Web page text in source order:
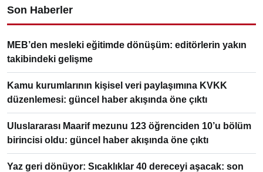
Son Haberler
MEB’den mesleki eğitimde dönüşüm: editörlerin yakın
takibindeki gelişme
Kamu kurumlarının kişisel veri paylaşımına KVKK
düzenlemesi: güncel haber akışında öne çıktı
Uluslararası Maarif mezunu 123 öğrenciden 10’u bölüm
birincisi oldu: güncel haber akışında öne çıktı
Yaz geri dönüyor: Sıcaklıklar 40 dereceyi aşacak: son